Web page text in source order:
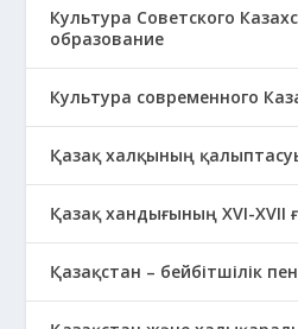
Культура Советского
образование
Культура современного
Қазақ халқының
Қазақ хандығының XVI-XVII
Қазақстан – бейбітшілік